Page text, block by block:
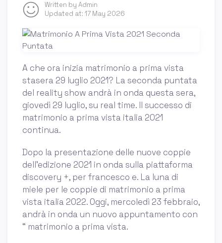
Written by Admin
Updated at: 17 May 2026
A che ora inizia matrimonio a prima vista
stasera 29 luglio 2021? La seconda puntata
del reality show andrà in onda questa sera,
giovedì 29 luglio, su real time. Il successo di
matrimonio a prima vista italia 2021
continua.
Dopo la presentazione delle nuove coppie
dell’edizione 2021 in onda sulla piattaforma
discovery +, per francesco e. La luna di
miele per le coppie di matrimonio a prima
vista italia 2022. Oggi, mercoledì 23 febbraio,
andrà in onda un nuovo appuntamento con
“ matrimonio a prima vista.